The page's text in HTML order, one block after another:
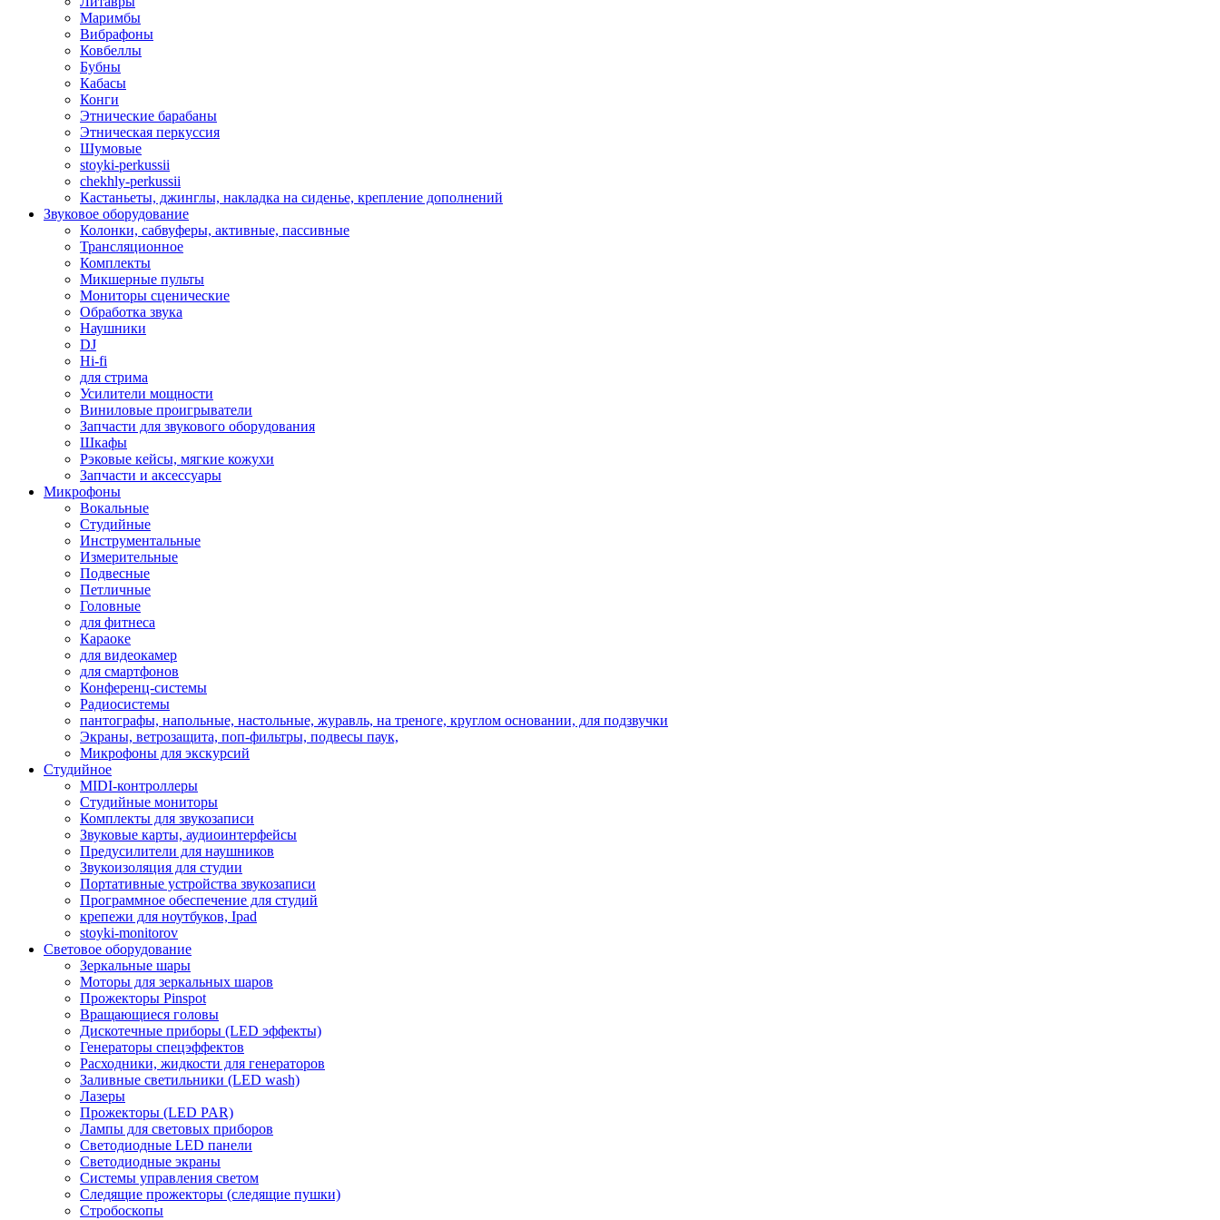
Маримбы
Вибрафоны
Ковбеллы
Бубны
Кабасы
Конги
Этнические барабаны
Этническая перкуссия
Шумовые
stoyki-perkussii
chekhly-perkussii
Кастаньеты, джинглы, накладка на сиденье, крепление дополнений
Звуковое оборудование
Колонки, сабвуферы, активные, пассивные
Трансляционное
Комплекты
Микшерные пульты
Мониторы сценические
Обработка звука
Наушники
DJ
Hi-fi
для стрима
Усилители мощности
Виниловые проигрыватели
Запчасти для звукового оборудования
Шкафы
Рэковые кейсы, мягкие кожухи
Запчасти и аксессуары
Микрофоны
Вокальные
Студийные
Инструментальные
Измерительные
Подвесные
Петличные
Головные
для фитнеса
Караоке
для видеокамер
для смартфонов
Конференц-системы
Радиосистемы
пантографы, напольные, настольные, журавль, на треноге, круглом основании, для подзвучки
Экраны, ветрозащита, поп-фильтры, подвесы паук,
Микрофоны для экскурсий
Студийное
MIDI-контроллеры
Студийные мониторы
Комплекты для звукозаписи
Звуковые карты, аудиоинтерфейсы
Предусилители для наушников
Звукоизоляция для студии
Портативные устройства звукозаписи
Программное обеспечение для студий
крепежи для ноутбуков, Ipad
stoyki-monitorov
Световое оборудование
Зеркальные шары
Моторы для зеркальных шаров
Прожекторы Pinspot
Вращающиеся головы
Дискотечные приборы (LED эффекты)
Генераторы спецэффектов
Расходники, жидкости для генераторов
Заливные светильники (LED wash)
Лазеры
Прожекторы (LED PAR)
Лампы для световых приборов
Светодиодные LED панели
Светодиодные экраны
Системы управления светом
Следящие прожекторы (следящие пушки)
Стробоскопы